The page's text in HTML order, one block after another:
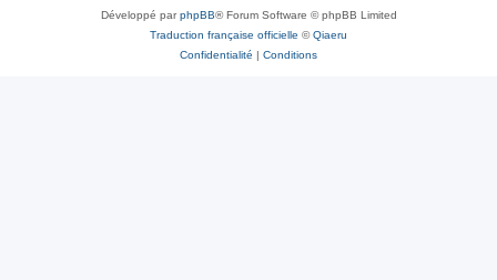
Développé parphpBB® Forum Software © phpBB Limited
Traduction française officielle ©Qiaeru
Confidentialité | Conditions